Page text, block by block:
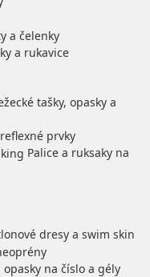
a čelenky
a rukavice
tašky, opasky a
prvky
Palice a ruksaky na
dresy a swim skin
opasky na číslo a gély